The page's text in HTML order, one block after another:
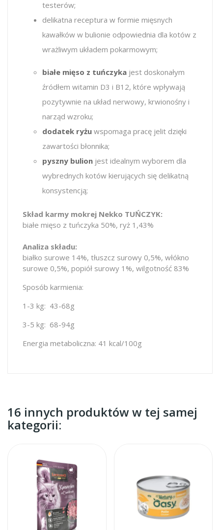
testerów;
delikatna receptura w formie mięsnych
kawałków w bulionie odpowiednia dla kotów z
wrażliwym układem pokarmowym;
białe mięso z tuńczyka jest doskonałym
źródłem witamin D3 i B12, które wpływają
pozytywnie na układ nerwowy, krwionośny i
narząd wzroku;
dodatek ryżu wspomaga pracę jelit dzięki
zawartości błonnika;
pyszny bulion jest idealnym wyborem dla
wybrednych kotów kierujących się delikatną
konsystencją;
Skład karmy mokrej Nekko TUŃCZYK:
białe mięso z tuńczyka 50%, ryż 1,43%
Analiza składu:
białko surowe 14%, tłuszcz surowy 0,5%, włókno
surowe 0,5%, popiół surowy 1%, wilgotność 83%
Sposób karmienia:
1-3 kg: 43-68g
3-5 kg: 68-94g
Energia metaboliczna: 41 kcal/100g
16 innych produktów w tej samej
kategorii: